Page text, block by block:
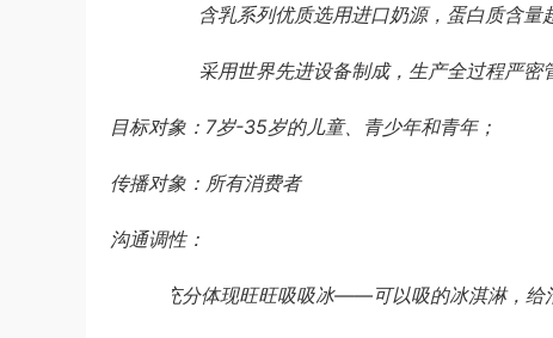
含乳系列优质选用进口奶源，蛋白质含
采用世界先进设备制成，生产全过程严密
目标对象：7岁-35岁的儿童、青少年和青年；
传播对象：所有消费者
沟通调性：
充分体现旺旺吸吸冰——可以吸的冰淇淋，给